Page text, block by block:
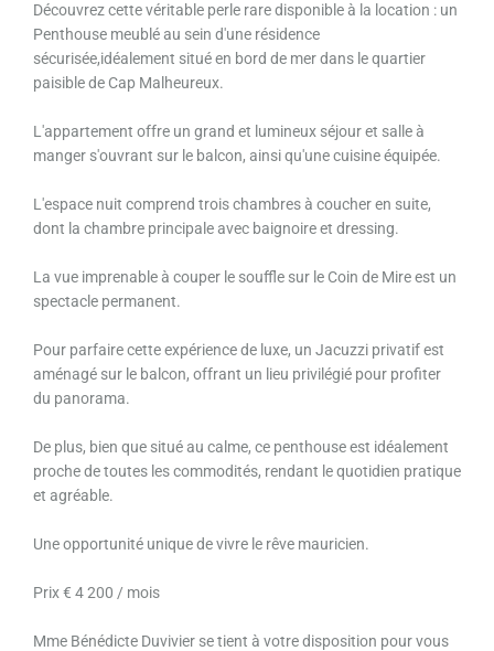
Découvrez cette véritable perle rare disponible à la location : un
Penthouse meublé au sein d'une résidence
sécurisée,idéalement situé en bord de mer dans le quartier
paisible de Cap Malheureux.
L'appartement offre un grand et lumineux séjour et salle à
manger s'ouvrant sur le balcon, ainsi qu'une cuisine équipée.
L'espace nuit comprend trois chambres à coucher en suite,
dont la chambre principale avec baignoire et dressing.
La vue imprenable à couper le souffle sur le Coin de Mire est un
spectacle permanent.
Pour parfaire cette expérience de luxe, un Jacuzzi privatif est
aménagé sur le balcon, offrant un lieu privilégié pour profiter
du panorama.
De plus, bien que situé au calme, ce penthouse est idéalement
proche de toutes les commodités, rendant le quotidien pratique
et agréable.
Une opportunité unique de vivre le rêve mauricien.
Prix € 4 200 / mois
Mme Bénédicte Duvivier se tient à votre disposition pour vous